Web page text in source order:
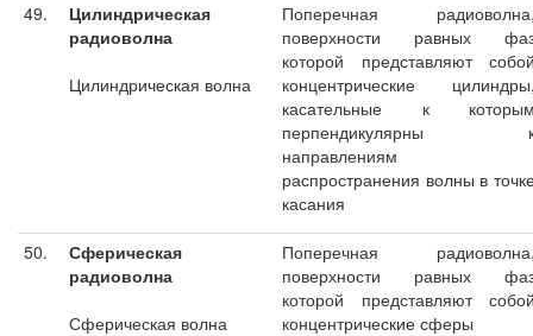
49.
Цилиндрическая
радиоволна
Цилиндрическая волна
Поперечная
поверхности равных
которой представляют
концентрические
касательные к
перпендикулярны
направлениям
распространения волны в
касания
50.
Сферическая
радиоволна
Сферическая волна
Поперечная
поверхности равных
которой представляют
концентрические сферы